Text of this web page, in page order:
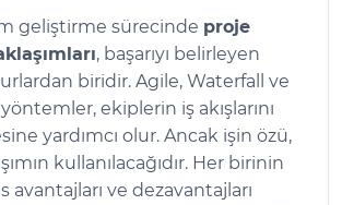
geliştirme sürecinde proje
, başarıyı belirleyen
biridir. Agile, Waterfall ve
ekiplerin iş akışlarını
yardımcı olur. Ancak işin özü,
kullanılacağıdır. Her birinin
avantajları ve dezavantajları